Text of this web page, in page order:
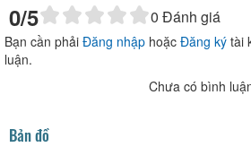
0/5 0 Đánh giá
Bạn cần phải Đăng nhập hoặc Đăng ký tài
luận.
Chưa có bình
Bản đồ